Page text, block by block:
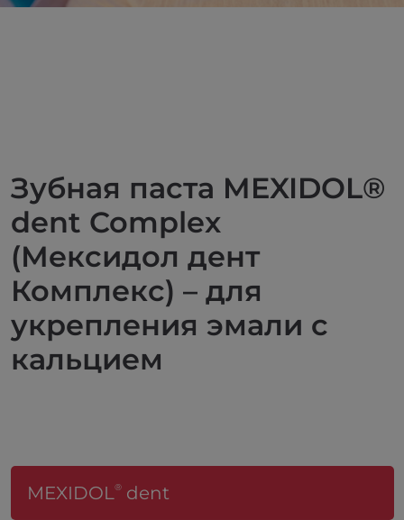
Зубная паста MEXIDOL®
dent Complex
(Мексидол дент
Комплекс) – для
укрепления эмали с
кальцием
MEXIDOL®dent